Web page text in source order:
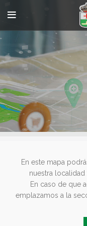
En este mapa
nuestra localidad
En caso de que
emplazamos a la